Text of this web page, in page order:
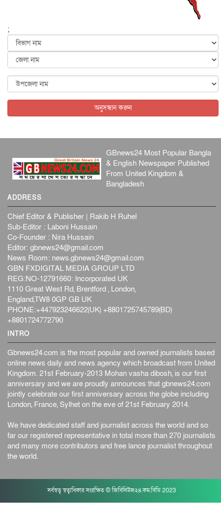
পৃথিবীর দিকে আসছে বিধ্বংসী বস্তু, পারমাণবিক বোমা দিয়ে করা
আন্তর্জাতিক ৫ আগস্ট, ২০২৬
কেনিয়ায় ১৫ হাতির রহস্যজনক মৃত্যু, সন্দেহের মুখে কীটনাশকের
আন্তর্জাতিক ৫ আগস্ট, ২০২৬
;
অনুসন্ধান করুন
GBnews24 Most Popular Bangla
& English Newspaper Published
From United Kingdom &
Bangladesh
ADDRESS
Chief Editor & Publisher | Rakib H Ruhel
Sub-Editor : Laboni Hussain
Co-Founder : Nira Hussain
Editor: gbnews24@gmail.com
News Room: news.gbnews24@gmail.com
GBN FXDIGITAL MEDIA GROUP LTD
REG:NO-12791660: Incorporated UK
1110 Great West Rd, Brentford , London,
England,TW8 0GP GB UK
PHONE:+447923246622(UK) +8801725745789(BD)
+8801724772790
INTRO
Gbnews24.com is the most popular and owned journalists based
online news daily and news agency which broadcast from United
Kingdom. 21st February-2013 Mohan vasha dibosh, is our first
anniversary and we are proudly announces that gbnews24.com
jointly celebrate our first anniversary across the globe including
London, France, Sylhet on the eve of 21st February 2014.
We have dedicated staff and journalist across the world and so
far our registered representative in total more than 270 journalists
and many more contributors and free lance journalist throughout
the world.
সর্বস্বত্ব স্বত্বাধিকার সংরক্ষিত © জিবিনিউজ২৪.কম.বিডি 2023